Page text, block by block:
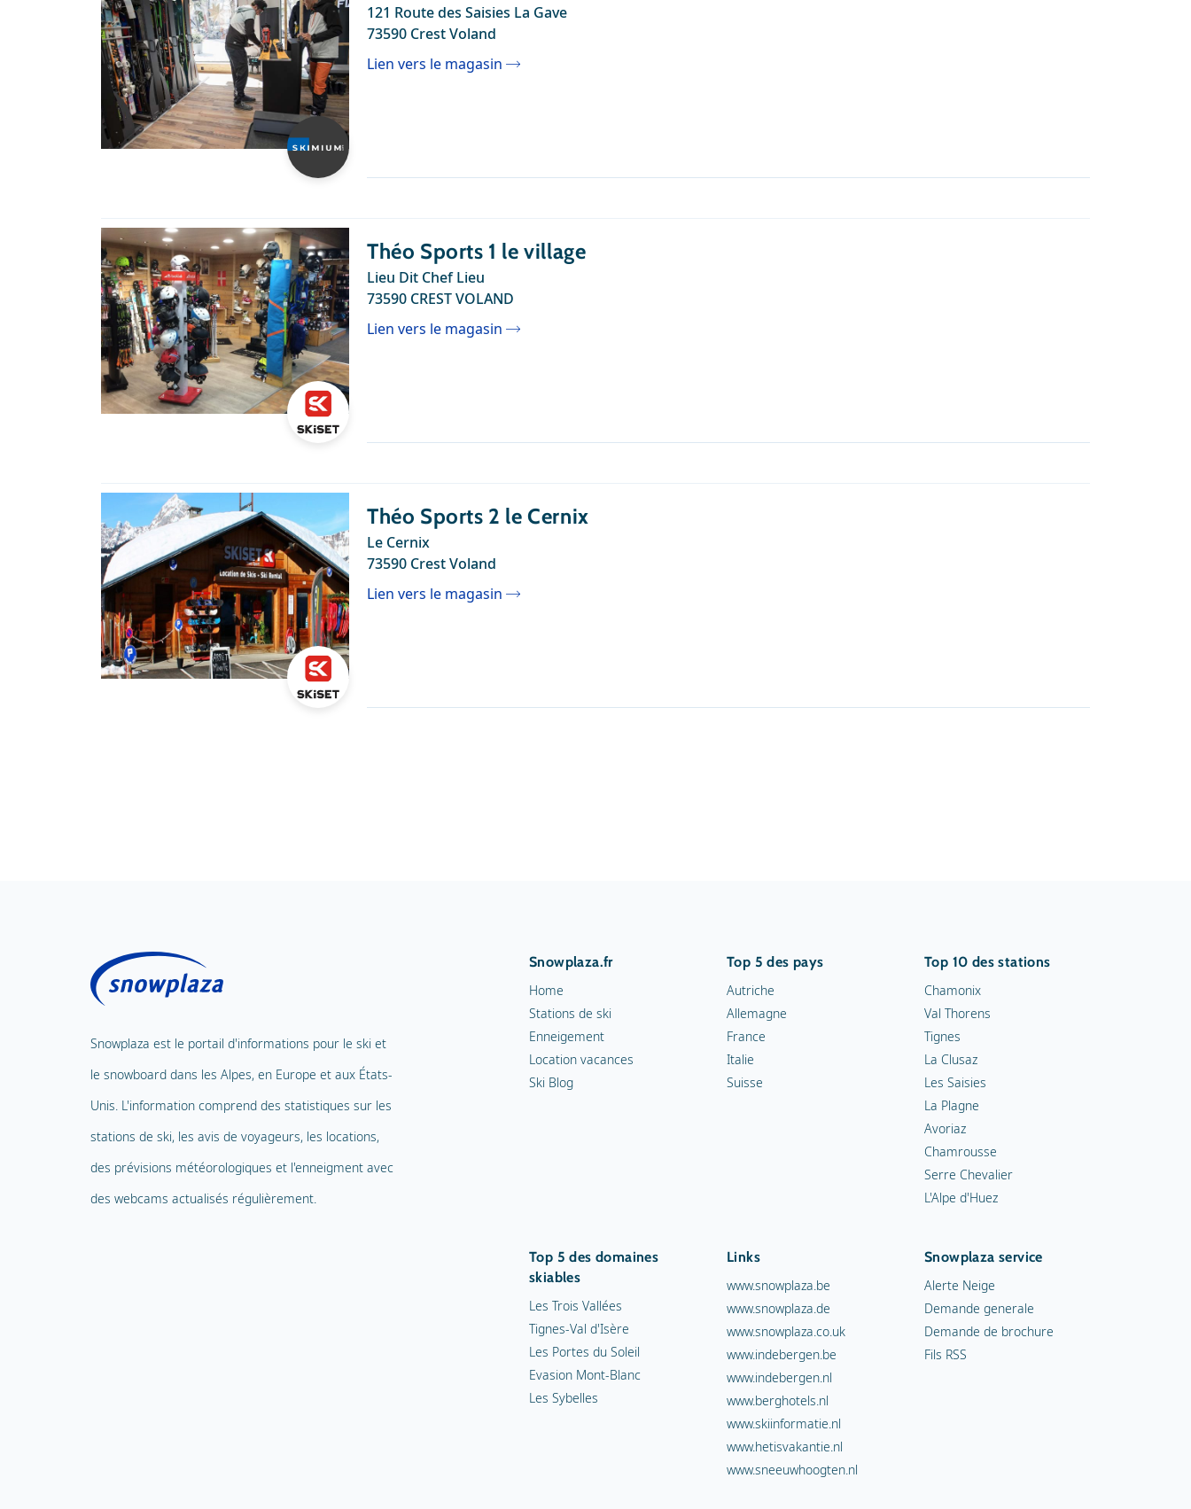
121 Route des Saisies La Gave
73590 Crest Voland
Lien vers le magasin
Théo Sports 1 le village
Lieu Dit Chef Lieu
73590 CREST VOLAND
Lien vers le magasin
Théo Sports 2 le Cernix
Le Cernix
73590 Crest Voland
Lien vers le magasin
Snowplaza est le portail d'informations pour le ski et
le snowboard dans les Alpes, en Europe et aux États-
Unis. L'information comprend des statistiques sur les
stations de ski, les avis de voyageurs, les locations,
des prévisions météorologiques et l'enneigment avec
des webcams actualisés régulièrement.
Snowplaza.fr
Home
Stations de ski
Enneigement
Location vacances
Ski Blog
Top 5 des pays
Autriche
Allemagne
France
Italie
Suisse
Top 10 des stations
Chamonix
Val Thorens
Tignes
La Clusaz
Les Saisies
La Plagne
Avoriaz
Chamrousse
Serre Chevalier
L'Alpe d'Huez
Top 5 des domaines
skiables
Les Trois Vallées
Tignes-Val d'Isère
Les Portes du Soleil
Evasion Mont-Blanc
Les Sybelles
Links
www.snowplaza.be
www.snowplaza.de
www.snowplaza.co.uk
www.indebergen.be
www.indebergen.nl
www.berghotels.nl
www.skiinformatie.nl
www.hetisvakantie.nl
www.sneeuwhoogten.nl
Snowplaza service
Alerte Neige
Demande generale
Demande de brochure
Fils RSS